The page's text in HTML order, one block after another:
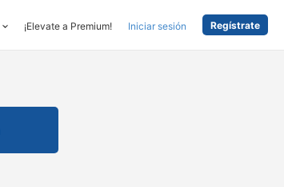
¡Elevate a Premium! Iniciar sesión Regístrate